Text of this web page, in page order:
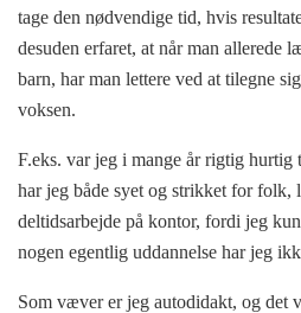
tage den nødvendige tid, hvis
desuden erfaret, at når man allerede
barn, har man lettere ved at tilegne
voksen.
F.eks. var jeg i mange år rigtig
har jeg både syet og strikket for folk,
deltidsarbejde på kontor, fordi jeg
nogen egentlig uddannelse har jeg
Som væver er jeg autodidakt, og det